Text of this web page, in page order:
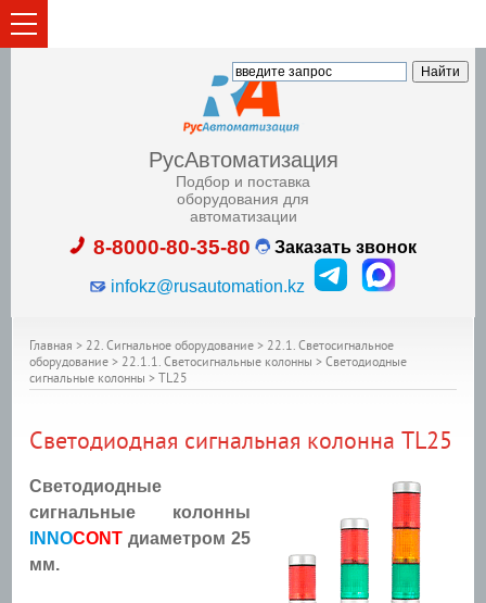
РусАвтоматизация
Подбор и поставка
оборудования для
автоматизации
8-8000-80-35-80 Заказать звонок
infokz@rusautomation.kz
Главная > 22. Сигнальное оборудование > 22.1. Светосигнальное
оборудование > 22.1.1. Светосигнальные колонны > Светодиодные
сигнальные колонны > TL25
Светодиодная сигнальная колонна TL25
Светодиодные
сигнальные колонны
INNOCONT диаметром 25
мм.